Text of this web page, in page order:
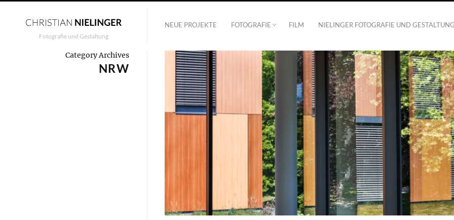
Fotografie und Gestaltung
NEUE PROJEKTE FOTOGRAFIE FILM NIELINGER FOTOGRAFIE UND
Category Archives
NRW